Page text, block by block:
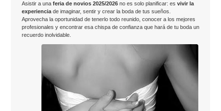
Asistir a una feria de novios 2025/2026no es solo planificar: es vivir la
experienciade imaginar, sentir y crear la boda de tus sueños.
Aprovecha la oportunidad de tenerlo todo reunido, conocer a los mejores
profesionales y encontrar esa chispa de confianza que hará de tu boda un
recuerdo inolvidable.